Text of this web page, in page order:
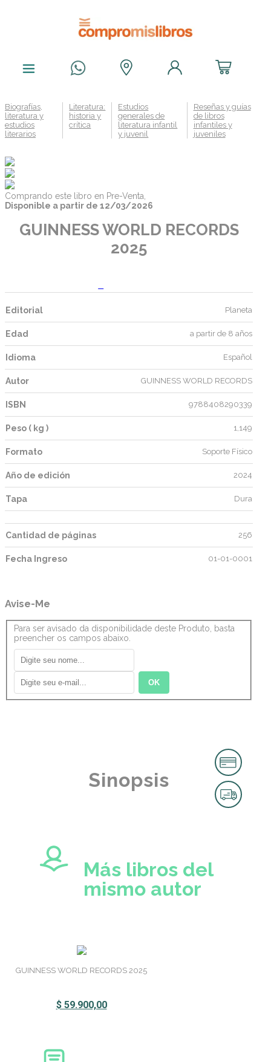
Biografías,
literatura y
estudios
literarios
Literatura:
historia y
crítica
Estudios
generales de
literatura infantil
y juvenil
Reseñas y guías
de libros
infantiles y
juveniles
Comprando este libro en Pre-Venta,
Disponible a partir de 12/03/2026
GUINNESS WORLD RECORDS
2025
Editorial Planeta
Edad a partir de 8 años
Idioma Español
Autor GUINNESS WORLD RECORDS
ISBN 9788408290339
Peso ( kg ) 1,149
Formato Soporte Físico
Año de edición 2024
Tapa Dura
Cantidad de páginas 256
Fecha Ingreso 01-01-0001
Avise-Me
Para ser avisado da disponibilidade deste Produto, basta
preencher os campos abaixo.
Sinopsis
Más libros del
mismo autor
GUINNESS WORLD RECORDS 2025
$ 59.900,00